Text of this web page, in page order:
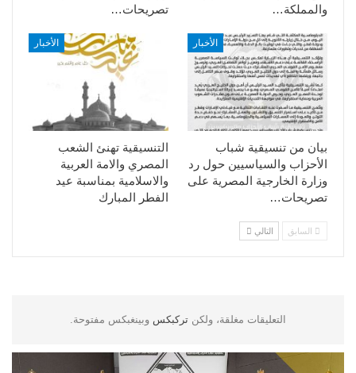
تصريحات…
والمملكة…
الأخبار
التنسيقية تهنئ الشعب
المصري والامة العربية
والاسلامية بمناسبة عيد
الفطر المبارك
الأخبار
بيان من تنسيقية شباب
الأحزاب والسياسيين حول رد
وزارة الخارجية المصرية على
تصريحات…
السابق التالي
التعليقات مغلقة، ولكن تركبكس وبينغبكس مفتوحة.